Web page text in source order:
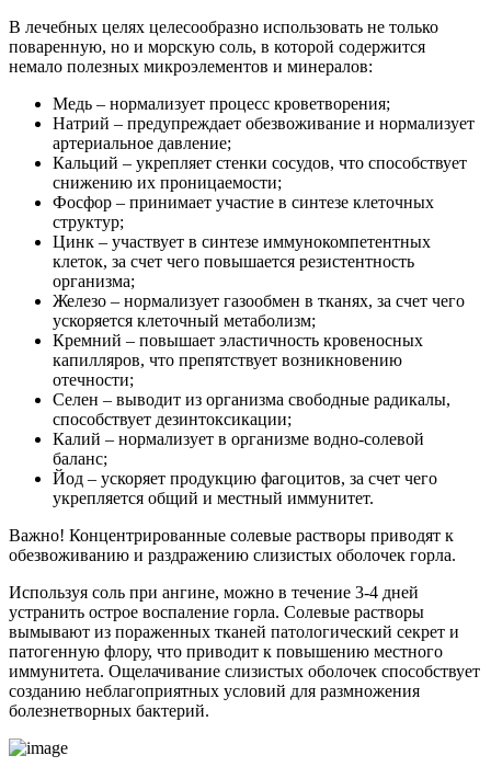
В лечебных целях целесообразно использовать не только
поваренную, но и морскую соль, в которой содержится
немало полезных микроэлементов и минералов:
Медь – нормализует процесс кроветворения;
Натрий – предупреждает обезвоживание и нормализует
артериальное давление;
Кальций – укрепляет стенки сосудов, что способствует
снижению их проницаемости;
Фосфор – принимает участие в синтезе клеточных
структур;
Цинк – участвует в синтезе иммунокомпетентных
клеток, за счет чего повышается резистентность
организма;
Железо – нормализует газообмен в тканях, за счет чего
ускоряется клеточный метаболизм;
Кремний – повышает эластичность кровеносных
капилляров, что препятствует возникновению
отечности;
Селен – выводит из организма свободные радикалы,
способствует дезинтоксикации;
Калий – нормализует в организме водно-солевой
баланс;
Йод – ускоряет продукцию фагоцитов, за счет чего
укрепляется общий и местный иммунитет.
Важно! Концентрированные солевые растворы приводят к
обезвоживанию и раздражению слизистых оболочек горла.
Используя соль при ангине, можно в течение 3-4 дней
устранить острое воспаление горла. Солевые растворы
вымывают из пораженных тканей патологический секрет и
патогенную флору, что приводит к повышению местного
иммунитета. Ощелачивание слизистых оболочек способствует
созданию неблагоприятных условий для размножения
болезнетворных бактерий.